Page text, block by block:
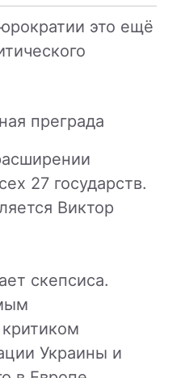
это ещё
преграда
27 государств.
Виктор
скепсиса.
Украины и